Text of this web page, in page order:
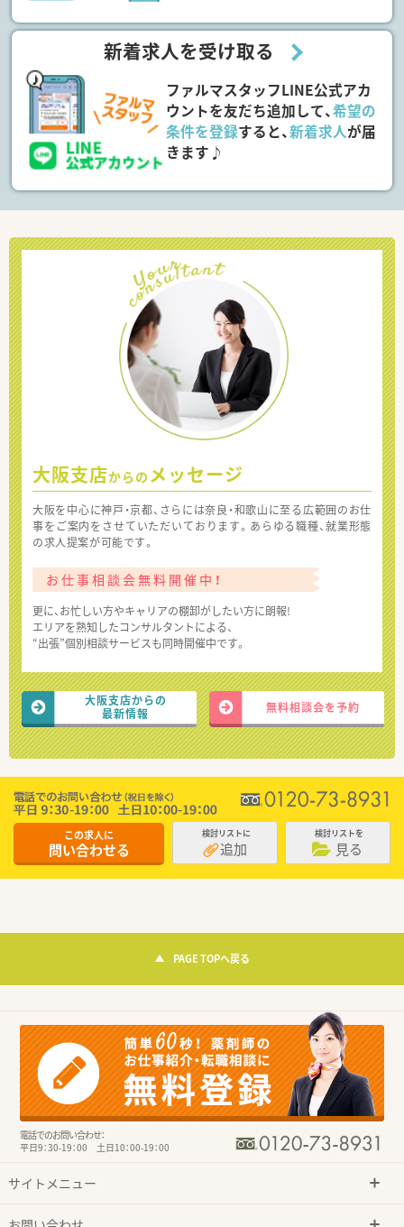
新着求人を受け取る
ファルマスタッフLINE公式アカ
ウントを友だち追加して、希望の
条件を登録すると、新着求人が届
きます♪
大阪支店からの メッセージ
大阪を中心に神戸・京都、さらには奈良・和歌山に至る広範囲のお仕
事をご案内をさせていただいております。あらゆる職種、就業形態
の求人提案が可能です。
お仕事相談会無料開催中！
更に、お忙しい方やキャリアの棚卸がしたい方に朗報!
エリアを熟知したコンサルタントによる、
“出張”個別相談サービスも同時開催中です。
大阪支店からの
最新情報
無料相談会を予約
この求人に
問い合わせる
検討リストに
追加
検討リストを
見る
PAGE TOPへ戻る
電話でのお問い合わせ：
平日9：30-19：00 土日10：00-19：00
サイトメニュー